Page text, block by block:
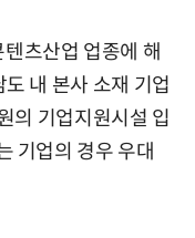
츠산업 업종에 해
내 본사 소재 기업
의 기업지원시설 입
기업의 경우 우대